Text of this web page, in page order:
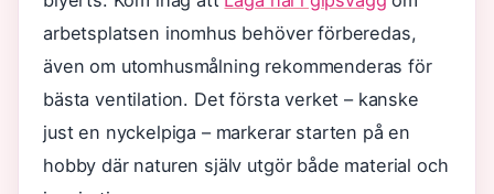
arbetsplatsen inomhus behöver förberedas,
även om utomhusmålning rekommenderas för
bästa ventilation. Det första verket – kanske
just en nyckelpiga – markerar starten på en
hobby där naturen själv utgör både material och